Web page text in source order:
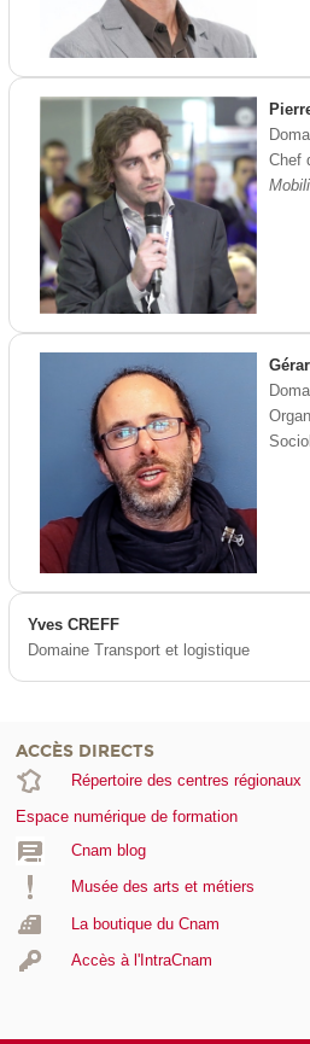
Chef
Yves CREFF
Domaine Transport et logistique
ACCÈS DIRECTS
Répertoire des centres régionaux
Espace numérique de formation
Cnam blog
Musée des arts et métiers
La boutique du Cnam
Accès à l'IntraCnam